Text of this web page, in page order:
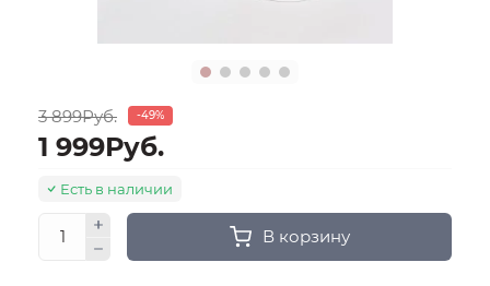
3 899Руб. -49%
1 999Руб.
Есть в наличии
В корзину